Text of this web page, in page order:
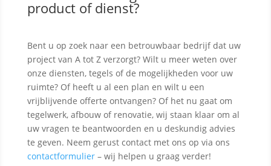
product of dienst?
Bent u op zoek naar een betrouwbaar bedrijf dat uw
project van A tot Z verzorgt? Wilt u meer weten over
onze diensten, tegels of de mogelijkheden voor uw
ruimte? Of heeft u al een plan en wilt u een
vrijblijvende offerte ontvangen? Of het nu gaat om
tegelwerk, afbouw of renovatie, wij staan klaar om al
uw vragen te beantwoorden en u deskundig advies
te geven. Neem gerust contact met ons op via ons
contactformulier– wij helpen u graag verder!